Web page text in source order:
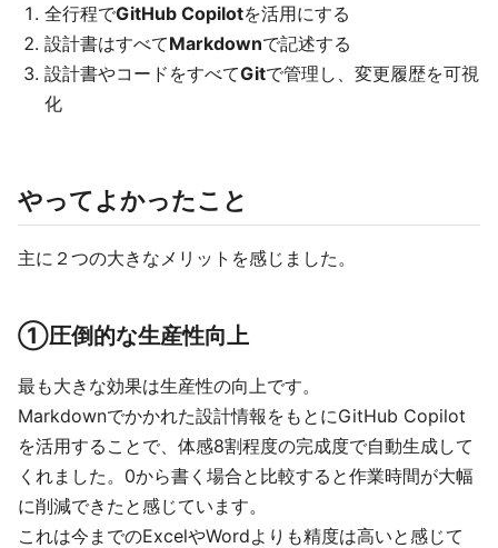
全行程でGitHub Copilotを活用にする
設計書はすべてMarkdownで記述する
設計書やコードをすべてGitで管理し、変更履歴を可視
化
やってよかったこと
主に２つの大きなメリットを感じました。
①圧倒的な生産性向上
最も大きな効果は生産性の向上です。
Markdownでかかれた設計情報をもとにGitHub Copilot
を活用することで、体感8割程度の完成度で自動生成して
くれました。0から書く場合と比較すると作業時間が大幅
に削減できたと感じています。
これは今までのExcelやWordよりも精度は高いと感じて